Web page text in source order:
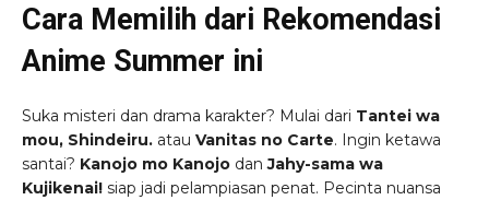
Cara Memilih dari Rekomendasi
Anime Summer ini
Suka misteri dan drama karakter? Mulai dari Tantei wa
mou, Shindeiru. atau Vanitas no Carte. Ingin ketawa
santai? Kanojo mo Kanojo danJahy-sama wa
Kujikenai! siap jadi pelampiasan penat. Pecinta nuansa